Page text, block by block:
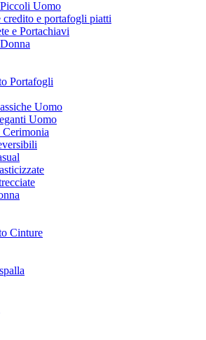
Uomo
credito e portafogli piatti
e Portachiavi
Portafogli
Uomo
Uomo
Cinture